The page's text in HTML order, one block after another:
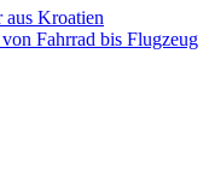
aus Kroatien
Fahrrad bis Flugzeug